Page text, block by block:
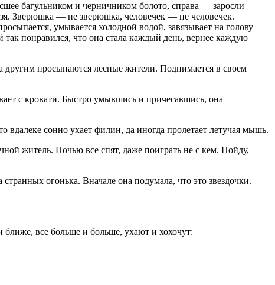
багульником и черничником болото, справа — заросли
Зверюшка — не зверюшка, человечек — не человечек.
умывается холодной водой, завязывает на голову
понравился, что она стала каждый день, вернее каждую
другим просыпаются лесные жители. Поднимается в своем
с кровати. Быстро умывшись и причесавшись, она
вдалеке сонно ухает филин, да иногда пролетает летучая мышь.
житель. Ночью все спят, даже поиграть не с кем. Пойду,
огонька. Вначале она подумала, что это звездочки.
все больше и больше, ухают и хохочут: